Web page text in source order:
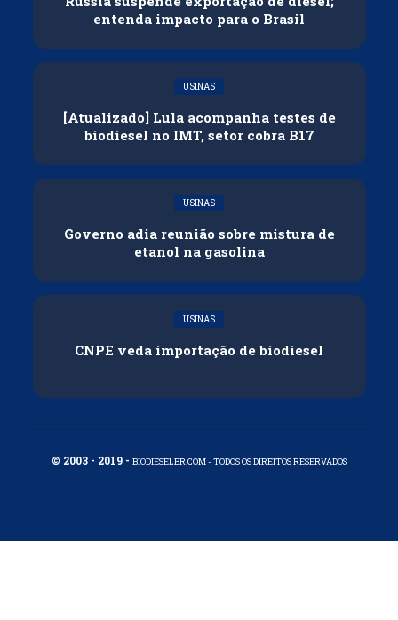
entenda impacto para o Brasil
USINAS
[Atualizado] Lula acompanha testes de
biodiesel no IMT, setor cobra B17
USINAS
Governo adia reunião sobre mistura de
etanol na gasolina
USINAS
CNPE veda importação de biodiesel
© 2003 - 2019 - BIODIESELBR.COM - TODOS OS DIREITOS RESERVADOS